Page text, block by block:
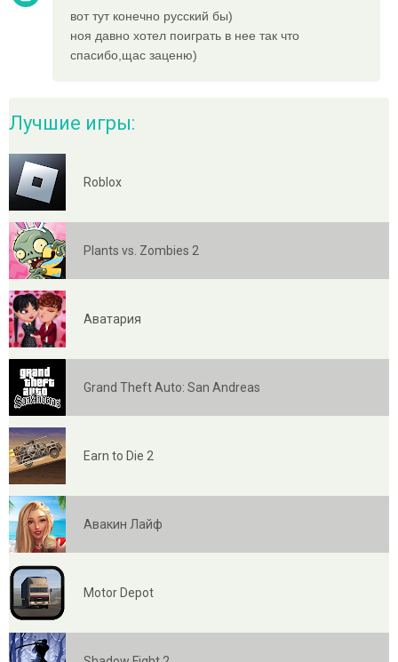
вот тут конечно русский бы)
ноя давно хотел поиграть в нее так что
спасибо,щас заценю)
Лучшие игры:
Roblox
Plants vs. Zombies 2
Аватария
Grand Theft Auto: San Andreas
Earn to Die 2
Авакин Лайф
Motor Depot